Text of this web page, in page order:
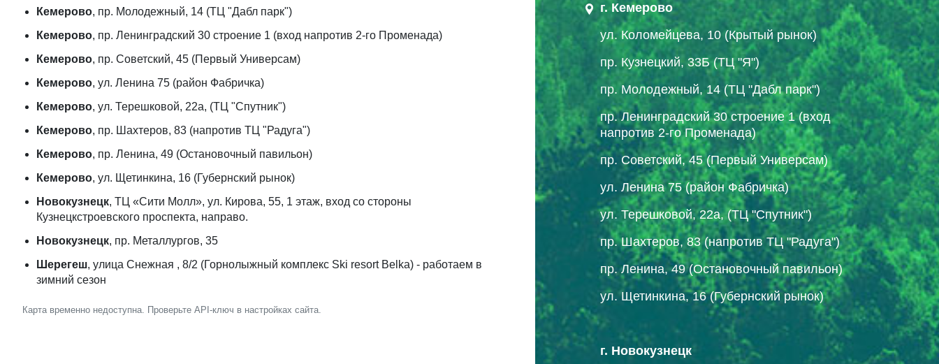
Кемерово, пр. Молодежный, 14 (ТЦ "Дабл парк")
Кемерово, пр. Ленинградский 30 строение 1 (вход напротив 2-го Променада)
Кемерово, пр. Советский, 45 (Первый Универсам)
Кемерово, ул. Ленина 75 (район Фабричка)
Кемерово, ул. Терешковой, 22а, (ТЦ "Спутник")
Кемерово, пр. Шахтеров, 83 (напротив ТЦ "Радуга")
Кемерово, пр. Ленина, 49 (Остановочный павильон)
Кемерово, ул. Щетинкина, 16 (Губернский рынок)
Новокузнецк, ТЦ «Сити Молл», ул. Кирова, 55, 1 этаж, вход со стороны
Кузнецкстроевского проспекта, направо.
Новокузнецк, пр. Металлургов, 35
Шерегеш, улица Снежная , 8/2 (Горнолыжный комплекс Ski resort Belka) - работаем в
зимний сезон
Карта временно недоступна. Проверьте API-ключ в настройках сайта.
г. Кемерово
ул. Коломейцева, 10 (Крытый рынок)
пр. Кузнецкий, 33Б (ТЦ "Я")
пр. Молодежный, 14 (ТЦ "Дабл парк")
пр. Ленинградский 30 строение 1 (вход
напротив 2-го Променада)
пр. Советский, 45 (Первый Универсам)
ул. Ленина 75 (район Фабричка)
ул. Терешковой, 22а, (ТЦ "Спутник")
пр. Шахтеров, 83 (напротив ТЦ "Радуга")
пр. Ленина, 49 (Остановочный павильон)
ул. Щетинкина, 16 (Губернский рынок)
г. Новокузнецк